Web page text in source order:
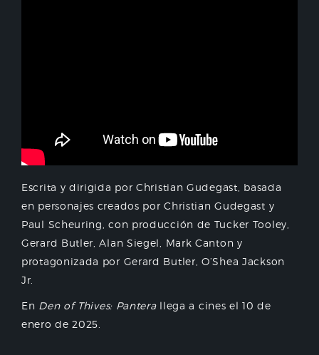
Escrita y dirigida por Christian Gudegast, basada
en personajes creados por Christian Gudegast y
Paul Scheuring, con producción de Tucker Tooley,
Gerard Butler, Alan Siegel, Mark Canton y
protagonizada por Gerard Butler, O’Shea Jackson
Jr.
En Den of Thives: Pantera llega a cines el 10 de
enero de 2025.